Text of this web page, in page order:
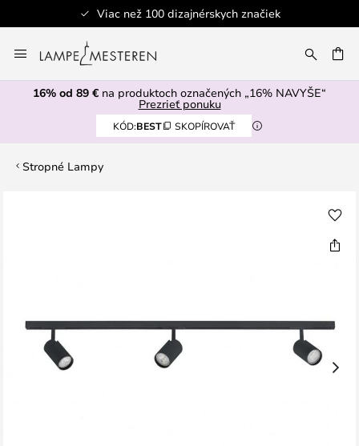
Viac než 100 dizajnérskych značiek
to
Content
16% od 89 € na produktoch označených „16% NAVYŠE“
Prezrieť ponuku
KÓD:BEST SKOPÍROVAŤ
Stropné Lampy